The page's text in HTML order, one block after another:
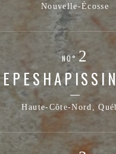
Nouvelle-Écosse
NO°
Haute-Côte-Nord,